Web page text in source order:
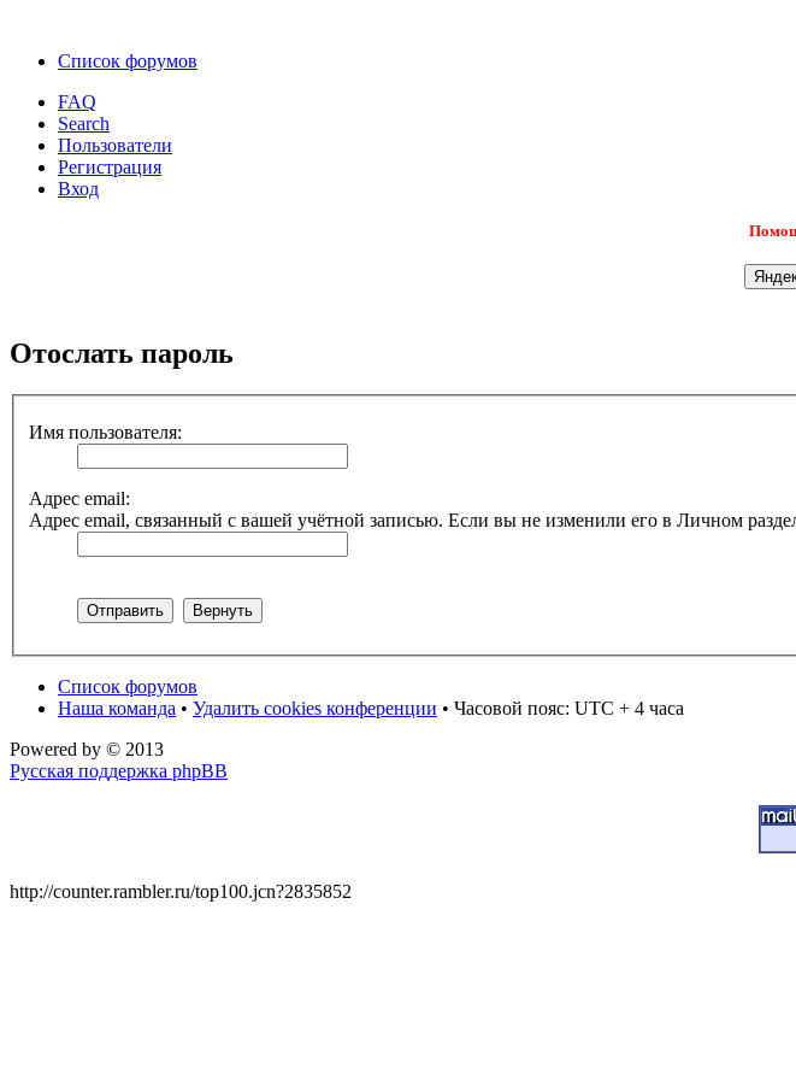
Список форумов
FAQ
Search
Пользователи
Регистрация
Вход
Отослать пароль
Имя пользователя:
Адрес email:
Адрес email, связанный с вашей учётной записью. Если вы не изменили его в Личном
Список форумов
Наша команда • Удалить cookies конференции • Часовой пояс: UTC + 4 часа
Powered by © 2013
Русская поддержка phpBB
http://counter.rambler.ru/top100.jcn?2835852